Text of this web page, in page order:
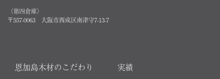
〈第四倉庫〉
〒557-0063 大阪市西成区南津守7-13-7
恩加島木材のこだわり 実績